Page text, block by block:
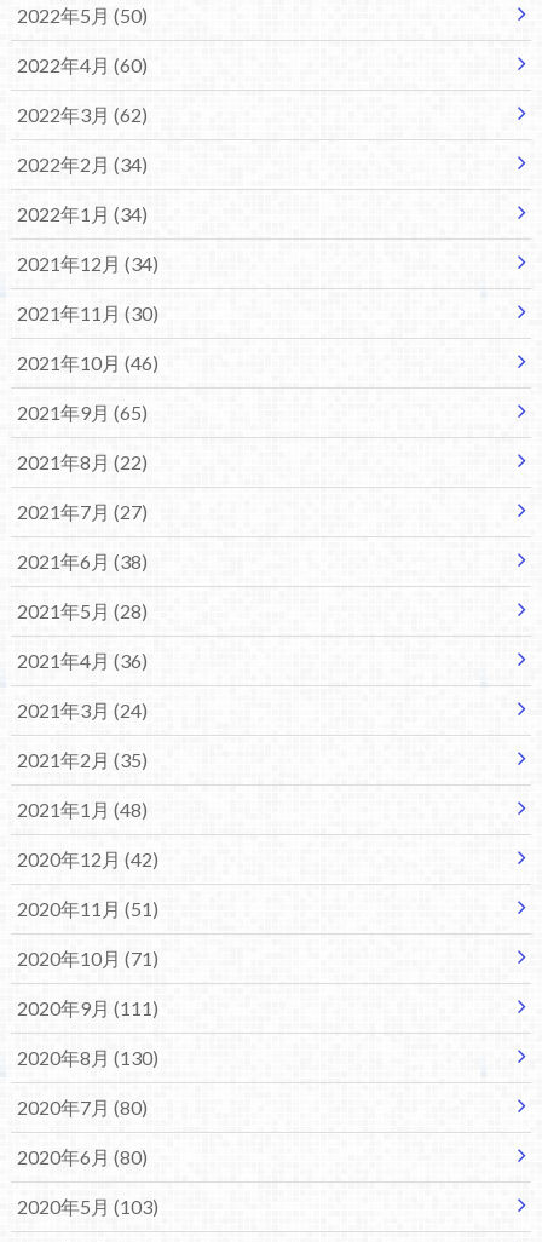
2022年5月 (50)
2022年4月 (60)
2022年3月 (62)
2022年2月 (34)
2022年1月 (34)
2021年12月 (34)
2021年11月 (30)
2021年10月 (46)
2021年9月 (65)
2021年8月 (22)
2021年7月 (27)
2021年6月 (38)
2021年5月 (28)
2021年4月 (36)
2021年3月 (24)
2021年2月 (35)
2021年1月 (48)
2020年12月 (42)
2020年11月 (51)
2020年10月 (71)
2020年9月 (111)
2020年8月 (130)
2020年7月 (80)
2020年6月 (80)
2020年5月 (103)